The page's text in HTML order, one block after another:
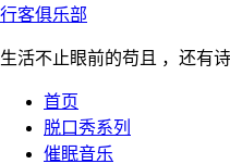
跳过内容
催眠
行客俱乐部
生活不止眼前的苟且 ，还有
首页
脱口秀系列
催眠音乐